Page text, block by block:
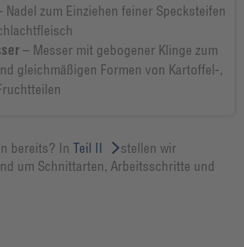
Nadel zum Einziehen feiner Specksteifen
– Messer mit gebogener Klinge zum
gleichmäßigen Formen von Kartoffel-,
bereits? In Teil II
stellen wir
um Schnittarten, Arbeitsschritte und